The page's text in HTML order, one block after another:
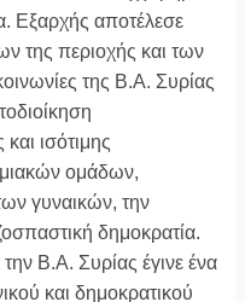
Εξαρχής αποτέλεσε
της περιοχής και των
της Β.Α. Συρίας
ισότιμης
ομάδων,
γυναικών, την
δημοκρατία.
Β.Α. Συρίας έγινε ένα
και δημοκρατικού